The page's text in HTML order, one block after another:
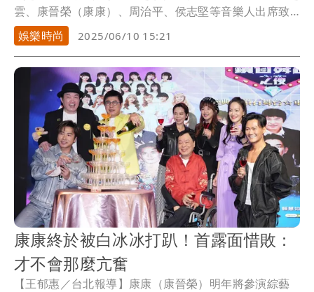
雲、康晉榮（康康）、周治平、侯志堅等音樂人出席致
意。
娛樂時尚 2025/06/10 15:21
康康終於被白冰冰打趴！首露面惜敗：
才不會那麼亢奮
【王郁惠／台北報導】康康（康晉榮）明年將參演綜藝